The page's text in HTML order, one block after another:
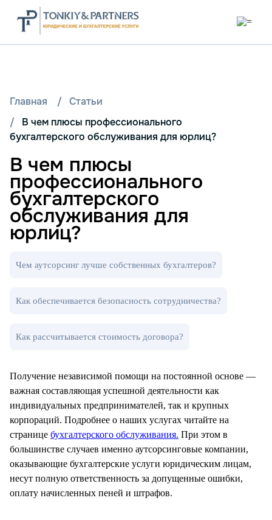
Главная /
Статьи
/
В чем плюсы профессионального
бухгалтерского обслуживания для юрлиц?
В чем плюсы
профессионального
бухгалтерского
обслуживания для
юрлиц?
Чем аутсорсинг лучше собственных бухгалтеров?
Как обеспечивается безопасность сотрудничества?
Как рассчитывается стоимость договора?
Получение независимой помощи на постоянной основе —
важная составляющая успешной деятельности как
индивидуальных предпринимателей, так и крупных
корпораций. Подробнее о наших услугах читайте на
странице бухгалтерского обслуживания. При этом в
большинстве случаев именно аутсорсинговые компании,
оказывающие бухгалтерские услуги юридическим лицам,
несут полную ответственность за допущенные ошибки,
оплату начисленных пеней и штрафов.